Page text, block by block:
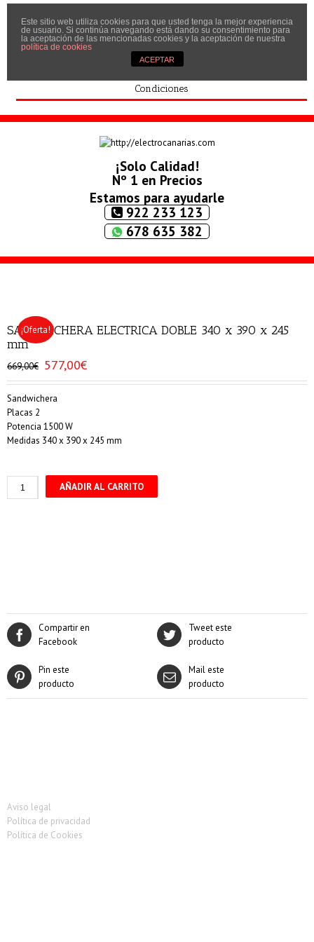
Inicio
Quíenes somos
Contactar
Condiciones
¡Solo Calidad!
Nº 1 en Precios
Estamos para ayudarle
922 233 123
678 635 382
¡Oferta!
SANDWICHERA ELECTRICA DOBLE 340 x 390 x 245
mm
669,00€ El
precio
669,00€.
577,00€El
precio
Sandwichera
Placas 2
Potencia 1500 W
Medidas 340 x 390 x 245 mm
SANDWICHERA
ELECTRICA
AÑADIR AL CARRITO
Compartir en
Facebook
Tweet este
producto
Pin este
producto
Mail este
producto
Aviso legal
Política de privacidad
Política de Cookies
Este sitio web utiliza cookies para que usted tenga la mejor experiencia
de usuario. Si continúa navegando está dando su consentimiento para
la aceptación de las mencionadas cookies y la aceptación de nuestra
política de cookies
ACEPTAR